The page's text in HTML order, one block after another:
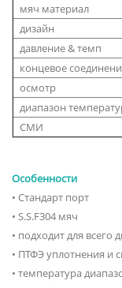
мяч материал
дизайн
давление & темп
концевое
осмотр
диапазон
СМИ
Особенности
• Стандарт порт
• S.S.F304 мяч
• подходит для всего
• ПТФЭ уплотнения и
• температура